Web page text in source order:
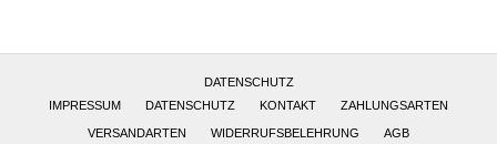
DATENSCHUTZ
IMPRESSUM
DATENSCHUTZ KONTAKT ZAHLUNGSARTEN
VERSANDARTEN WIDERRUFSBELEHRUNG AGB